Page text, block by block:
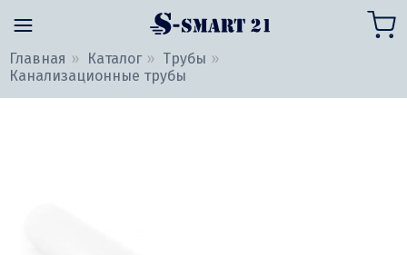
Главная Каталог
Трубы
Канализационные трубы